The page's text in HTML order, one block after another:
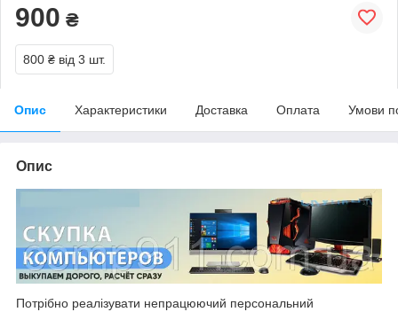
900 ₴
800 ₴ від 3 шт.
Опис Характеристики Доставка Оплата Умови
Опис
Потрібно реалізувати непрацюючий персональний